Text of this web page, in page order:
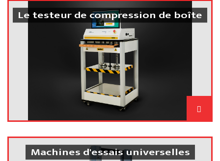
Le testeur de compression de boîte
Machines d'essais universelles